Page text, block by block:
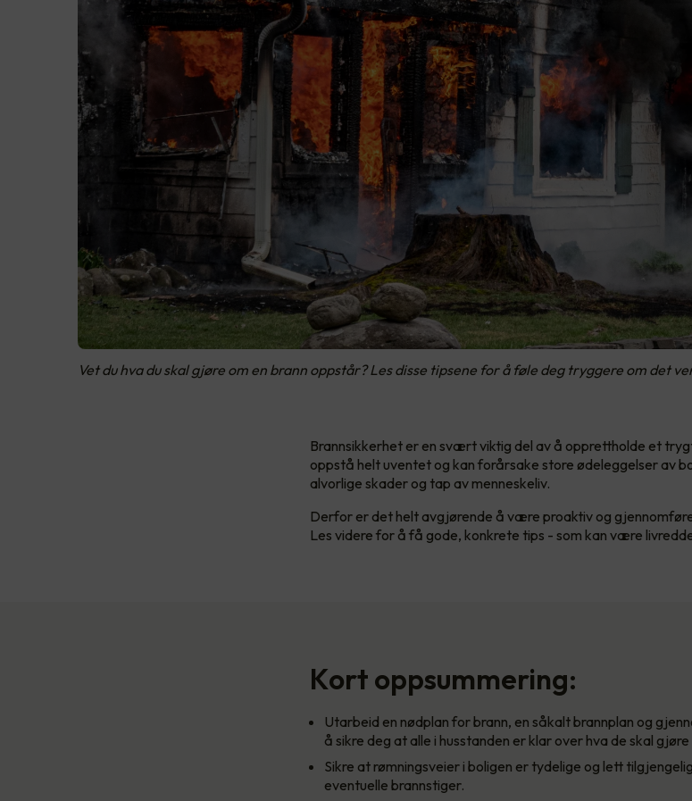
Vet du hva du skal gjøre om en brann oppstår? Les disse tipsene for å føle deg tryggere om det
Brannsikkerhet er en svært viktig del av å opprettholde et
oppstå helt uventet og kan forårsake store ødeleggelser av
alvorlige skader og tap av menneskeliv.
Derfor er det helt avgjørende å være proaktiv og
Les videre for å få gode, konkrete tips - som kan være
Kort oppsummering:
Utarbeid en nødplan for brann, en såkalt brannplan og
å sikre deg at alle i husstanden er klar over hva de skal
Sikre at rømningsveier i boligen er tydelige og lett
eventuelle brannstiger.